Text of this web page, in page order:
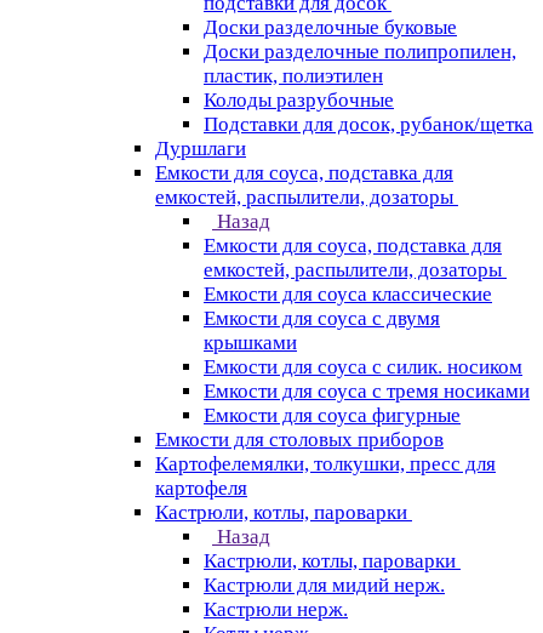
Доски разделочные буковые
Доски разделочные полипропилен,
пластик, полиэтилен
Колоды разрубочные
Подставки для досок, рубанок/щетка
Дуршлаги
Емкости для соуса, подставка для
емкостей, распылители, дозаторы
Назад
Емкости для соуса, подставка для
емкостей, распылители, дозаторы
Емкости для соуса классические
Емкости для соуса с двумя
крышками
Емкости для соуса с силик. носиком
Емкости для соуса с тремя носиками
Емкости для соуса фигурные
Емкости для столовых приборов
Картофелемялки, толкушки, пресс для
картофеля
Кастрюли, котлы, пароварки
Назад
Кастрюли, котлы, пароварки
Кастрюли для мидий нерж.
Кастрюли нерж.